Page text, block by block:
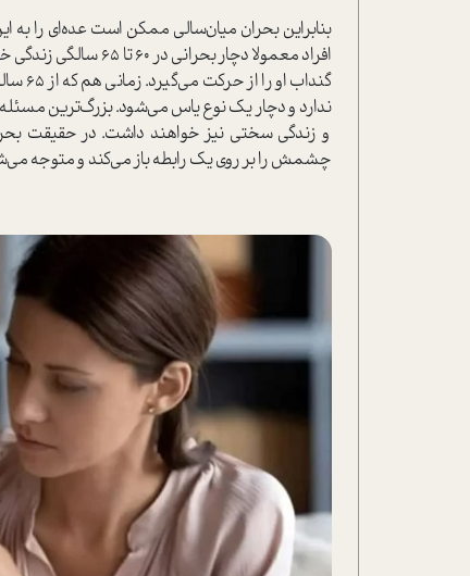
بنابراین بحران میان‌سالی ممکن است عده‌ای را
افراد معمولا دچار
ندارد و دچار یک نوع یاس می‌شود. بزرگ‌ترین مسئله
چشمش را بر روی یک رابطه باز می‌کند و متوجه